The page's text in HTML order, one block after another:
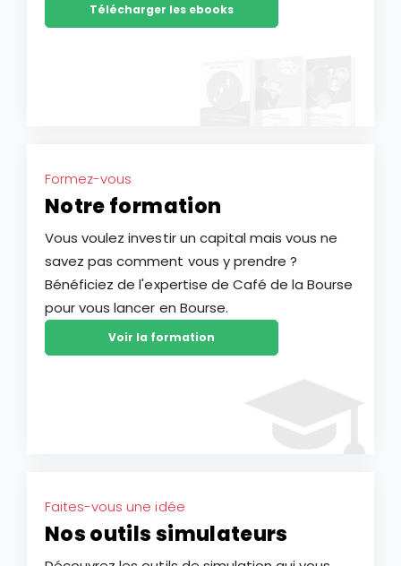
Télécharger les ebooks
Formez-vous
Notre formation
Vous voulez investir un capital mais vous ne
savez pas comment vous y prendre ?
Bénéficiez de l'expertise de Café de la Bourse
pour vous lancer en Bourse.
Voir la formation
Faites-vous une idée
Nos outils simulateurs